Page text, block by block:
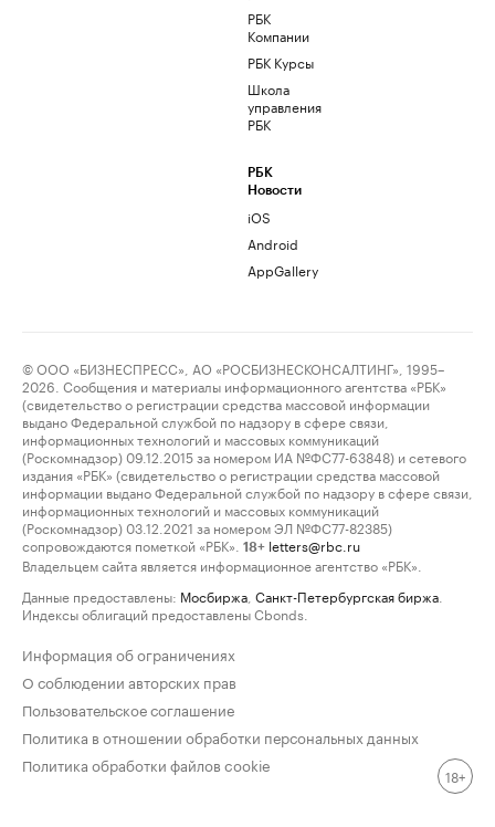
РБК
Компании
РБК Курсы
Школа
управления
РБК
РБК
Новости
iOS
Android
AppGallery
© ООО «БИЗНЕСПРЕСС», АО «РОСБИЗНЕСКОНСАЛТИНГ», 1995–
2026. Сообщения и материалы информационного агентства «РБК»
(свидетельство о регистрации средства массовой информации
выдано Федеральной службой по надзору в сфере связи,
информационных технологий и массовых коммуникаций
(Роскомнадзор) 09.12.2015 за номером ИА №ФС77-63848) и сетевого
издания «РБК» (свидетельство о регистрации средства массовой
информации выдано Федеральной службой по надзору в сфере связи,
информационных технологий и массовых коммуникаций
(Роскомнадзор) 03.12.2021 за номером ЭЛ №ФС77-82385)
сопровождаются пометкой «РБК».
18+ letters@rbc.ru
Владельцем сайта является информационное агентство «РБК».
Данные предоставлены: Мосбиржа Санкт-Петербургская биржа
Индексы облигаций предоставлены Cbonds.
Информация об ограничениях
О соблюдении авторских прав
Пользовательское соглашение
Политика в отношении обработки персональных данных
Политика обработки файлов cookie
18+